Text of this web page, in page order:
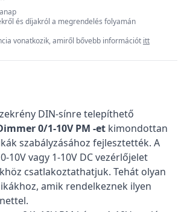
és díjakról a megrendelés folyamán
vonatkozik, amiről bővebb információt itt
DIN-sínre telepíthető
0/1-10V PM -et kimondottan
szabályzásához fejlesztették. A
10V vagy 1-10V DC vezérlőjelet
csatlakoztathatjuk. Tehát olyan
amik rendelkeznek ilyen